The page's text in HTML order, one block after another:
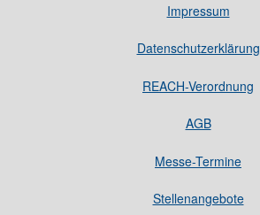
Impressum
Datenschutzerklärung
REACH-Verordnung
AGB
Messe-Termine
Stellenangebote